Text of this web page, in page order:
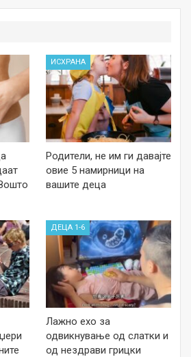
ИСХРАНА
Родители, не им ги давајте
овие 5 намирници на
вашите деца
ДЕЦА 1-6
Лажно ехо за
одвикнување од слатки и
од нездрави грицки